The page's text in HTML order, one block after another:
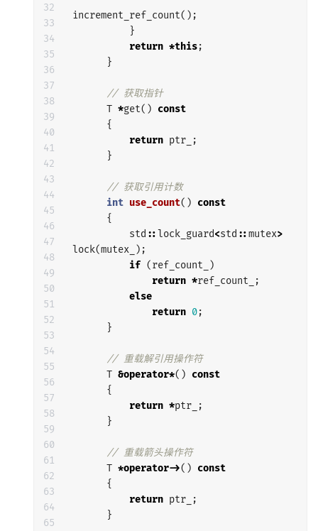
32
33
34
35
36
37
38
39
40
41
42
43
44
45
46
47
48
49
50
51
52
53
54
55
56
57
58
59
60
61
62
63
64
65
increment_ref_count();
}
return *this;
}
// 获取指针
T *get() const
{
return ptr_
;
}
// 获取引用计数
int use_count() const
{
std ::lock_guard<std ::mutex>
lock(mutex_ );
if (ref_count_
)
return *ref_count_
;
else
return 0;
}
// 重载解引用操作符
T &operator*() const
{
return *ptr_
;
}
// 重载箭头操作符
T *operator->() const
{
return ptr_
;
}